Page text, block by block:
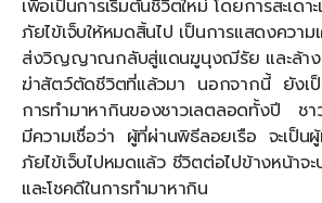
เพื่อเป็นการเริ่มต้นชีวิตใหม่ โดยการสะเดา
ภัยไข้เจ็บให้หมดสิ้นไป เป็นการแสดงควา
ส่งวิญญาณกลับสู่แดนฆูนุงฌีรัย และล้าง
ฆ่าสัตว์ตัดชีวิตที่แล้วมา นอกจากนี้ ยังเป็
การทำมาหากินของชาวเลตลอดทั้งปี ชา
มีความเชื่อว่า ผู้ที่ผ่านพิธีลอยเรือ จะเป็น
ภัยไข้เจ็บไปหมดแล้ว ชีวิตต่อไปข้างหน้าจ
และโชคดีในการทำมาหากิน